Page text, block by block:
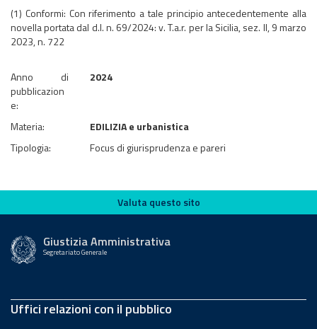
(1) Conformi: Con riferimento a tale principio antecedentemente alla
novella portata dal d.l. n. 69/2024: v. T.a.r. per la Sicilia, sez. II, 9 marzo
2023, n. 722
Anno di
pubblicazion
e:
2024
Materia:
EDILIZIA e urbanistica
Tipologia:
Focus di giurisprudenza e pareri
Valuta questo sito
Valuta questo sito
Giustizia Amministrativa
Segretariato Generale
Uffici relazioni con il pubblico